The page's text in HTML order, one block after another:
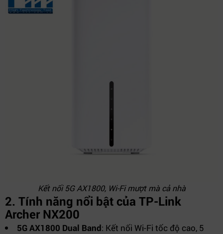
Kết nối 5G AX1800, Wi-Fi mượt mà cả nhà
2. Tính năng nổi bật của TP-Link
Archer NX200
5G AX1800 Dual Band: Kết nối Wi-Fi tốc độ cao, 5